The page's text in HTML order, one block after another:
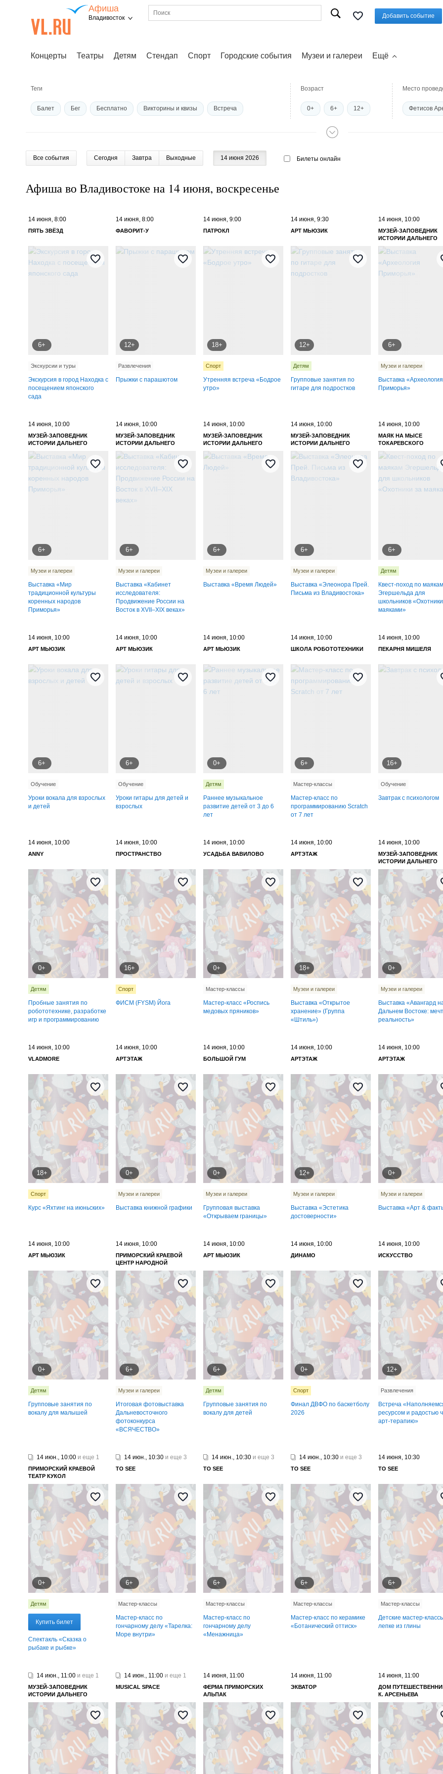
Афиша
Владивосток Добавить событие
Концерты Театры Детям Стендап Спорт Городские события Музеи и галереи Ещё
Теги
Балет Бег Бесплатно Викторины и квизы Встреча
Живая музыка Идеи для свидания Йога Квесты и игры
Познавательная программа Поп-музыка Пушкинская карта
Развлекательная программа Рисование Рок-музыка
Русская эстрада Сап прогулки Семинар
Возраст
0+ 6+ 12+
18+
Место
Фетисов
Все события
Сегодня Завтра Выходные 14 июня 2026 Билеты онлайн
Афиша во Владивостоке на 14 июня, воскресенье
14 июня, 8:00
ПЯТЬ ЗВЁЗД
6+
Экскурсии и туры
Экскурсия в город Находка с
посещением японского
сада
14 июня, 8:00
ФАВОРИТ-У
12+
Развлечения
Прыжки с парашютом
14 июня, 9:00
ПАТРОКЛ
18+
Спорт
Утренняя встреча «Бодрое
утро»
14 июня, 9:30
АРТ МЬЮЗИК
12+
Детям
Групповые занятия по
гитаре для подростков
14 июня, 10:00
МУЗЕЙ-ЗАПОВЕДНИК
ИСТОРИИ ДАЛЬНЕГО
ВОСТОКА ИМЕНИ В. К.
АРСЕНЬЕВА
6+
Музеи и галереи
Выставка «Археология
Приморья»
14 июня, 10:00
МУЗЕЙ-ЗАПОВЕДНИК
ИСТОРИИ ДАЛЬНЕГО
ВОСТОКА ИМЕНИ В. К.
АРСЕНЬЕВА
6+
Музеи и галереи
Выставка «Мир
традиционной культуры
коренных народов
Приморья»
14 июня, 10:00
МУЗЕЙ-ЗАПОВЕДНИК
ИСТОРИИ ДАЛЬНЕГО
ВОСТОКА ИМЕНИ В. К.
АРСЕНЬЕВА
6+
Музеи и галереи
Выставка «Кабинет
исследователя:
Продвижение России на
Восток в XVII–XIX веках»
14 июня, 10:00
МУЗЕЙ-ЗАПОВЕДНИК
ИСТОРИИ ДАЛЬНЕГО
ВОСТОКА ИМЕНИ В. К.
АРСЕНЬЕВА
6+
Музеи и галереи
Выставка «Время Людей»
14 июня, 10:00
МУЗЕЙ-ЗАПОВЕДНИК
ИСТОРИИ ДАЛЬНЕГО
ВОСТОКА ИМЕНИ В. К.
АРСЕНЬЕВА
6+
Музеи и галереи
Выставка «Элеонора Прей.
Письма из Владивостока»
14 июня, 10:00
МАЯК НА МЫСЕ
ТОКАРЕВСКОГО
6+
Детям
Квест-поход по маякам
Эгершельда для
школьников
маяками»
14 июня, 10:00
АРТ МЬЮЗИК
6+
Обучение
Уроки вокала для взрослых
и детей
14 июня, 10:00
АРТ МЬЮЗИК
6+
Обучение
Уроки гитары для детей и
взрослых
14 июня, 10:00
АРТ МЬЮЗИК
0+
Детям
Раннее музыкальное
развитие детей от 3 до 6
лет
14 июня, 10:00
ШКОЛА РОБОТОТЕХНИКИ
6+
Мастер-классы
Мастер-класс по
программированию Scratch
от 7 лет
14 июня, 10:00
ПЕКАРНЯ МИШЕЛЯ
16+
Обучение
Завтрак с психологом
14 июня, 10:00
ANNY
0+
Детям
Пробные занятия по
робототехнике, разработке
игр и программированию
14 июня, 10:00
ПРОСТРАНСТВО
16+
Спорт
ФИСМ (FYSM) Йога
14 июня, 10:00
УСАДЬБА ВАВИЛОВО
0+
Мастер-классы
Мастер-класс «Роспись
медовых пряников»
14 июня, 10:00
АРТЭТАЖ
18+
Музеи и галереи
Выставка «Открытое
хранение» (Группа
«Штиль»)
14 июня, 10:00
МУЗЕЙ-ЗАПОВЕДНИК
ИСТОРИИ ДАЛЬНЕГО
ВОСТОКА ИМЕНИ В. К.
АРСЕНЬЕВА
0+
Музеи и галереи
Выставка «Авангард
Дальнем Востоке:
реальность»
14 июня, 10:00
VLADMORE
18+
Спорт
Курс «Яхтинг на июньских»
14 июня, 10:00
АРТЭТАЖ
0+
Музеи и галереи
Выставка книжной графики
14 июня, 10:00
БОЛЬШОЙ ГУМ
0+
Музеи и галереи
Групповая выставка
«Открываем границы»
14 июня, 10:00
АРТЭТАЖ
12+
Музеи и галереи
Выставка «Эстетика
достоверности»
14 июня, 10:00
АРТЭТАЖ
0+
Музеи и галереи
Выставка «Арт &
14 июня, 10:00
АРТ МЬЮЗИК
0+
Детям
Групповые занятия по
вокалу для малышей
14 июня, 10:00
ПРИМОРСКИЙ КРАЕВОЙ
ЦЕНТР НАРОДНОЙ
КУЛЬТУРЫ
6+
Музеи и галереи
Итоговая фотовыставка
Дальневосточного
фотоконкурса
«ВСЯЧЕСТВО»
14 июня, 10:00
АРТ МЬЮЗИК
6+
Детям
Групповые занятия по
вокалу для детей
14 июня, 10:00
ДИНАМО
0+
Спорт
Финал ДВФО по баскетболу
2026
14 июня, 10:00
ИСКУССТВО
12+
Развлечения
Встреча
ресурсом и радостью
арт-терапию»
14 июн., 10:00 и еще 1
ПРИМОРСКИЙ КРАЕВОЙ
ТЕАТР КУКОЛ
0+
Детям
Купить билет
Спектакль «Сказка о
рыбаке и рыбке»
14 июн., 10:30 и еще 3
TO SEE
6+
Мастер-классы
Мастер-класс по
гончарному делу «Тарелка:
Море внутри»
14 июн., 10:30 и еще 3
TO SEE
6+
Мастер-классы
Мастер-класс по
гончарному делу
«Менажница»
14 июн., 10:30 и еще 3
TO SEE
6+
Мастер-классы
Мастер-класс по керамике
«Ботанический оттиск»
14 июня, 10:30
TO SEE
6+
Мастер-классы
Детские мастер-
лепке из глины
14 июн., 11:00 и еще 1
МУЗЕЙ-ЗАПОВЕДНИК
ИСТОРИИ ДАЛЬНЕГО
ВОСТОКА ИМЕНИ В. К.
АРСЕНЬЕВА
14 июн., 11:00 и еще 1
MUSICAL SPACE
14 июня, 11:00
ФЕРМА ПРИМОРСКИХ
АЛЬПАК
14 июня, 11:00
ЭКВАТОР
14 июня, 11:00
ДОМ
К. АРСЕНЬЕВА